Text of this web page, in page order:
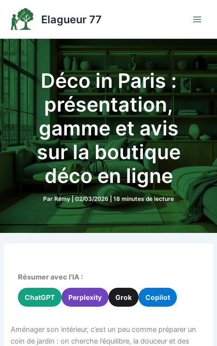
contenu
Elagueur 77
Déco in Paris :
présentation,
gamme et avis
sur la boutique
déco en ligne
Par Rémy|02/03/2026| 18 minutes de lecture
Résumer avec l'IA :
ChatGPT Perplexity Grok Copilot
Aménager son intérieur, c’est un peu comme préparer un
coin de jardin : on cherche l’équilibre, la douceur et des